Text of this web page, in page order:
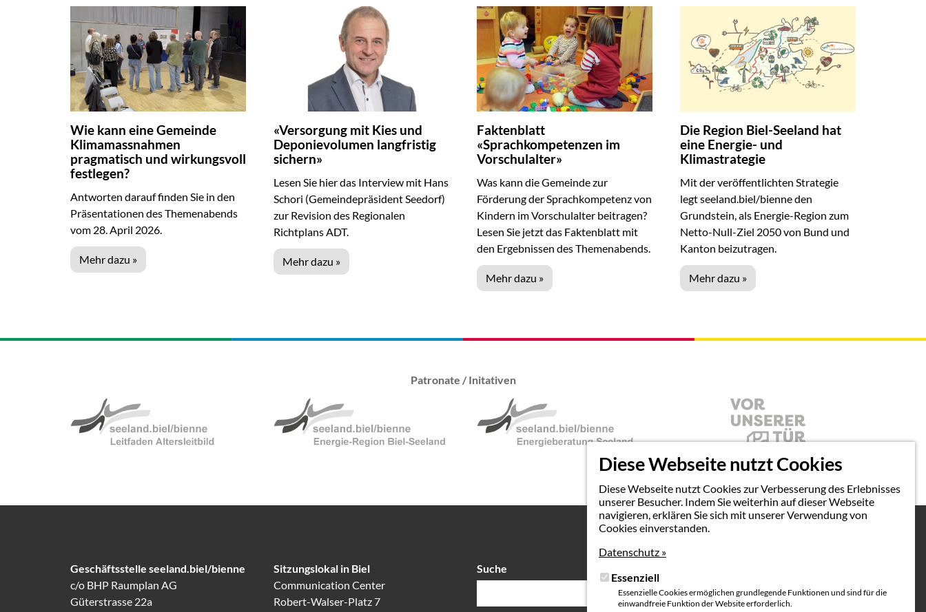
Diese Webseite nutzt Cookies
Diese Webseite nutzt Cookies zur Verbesserung des Erlebnisses
unserer Besucher. Indem Sie weiterhin auf dieser Webseite
navigieren, erklären Sie sich mit unserer Verwendung von
Cookies einverstanden.
Datenschutz »
Essenziell
Essenzielle Cookies ermöglichen grundlegende Funktionen und sind für die
einwandfreie Funktion der Website erforderlich.
Wie kann eine Gemeinde
Klimamassnahmen
pragmatisch und wirkungsvoll
festlegen?
Antworten darauf finden Sie in den
Präsentationen des Themenabends
vom 28. April 2026.
Mehr dazu »
«Versorgung mit Kies und
Deponievolumen langfristig
sichern»
Lesen Sie hier das Interview mit Hans
Schori (Gemeindepräsident Seedorf)
zur Revision des Regionalen
Richtplans ADT.
Mehr dazu »
Faktenblatt
«Sprachkompetenzen im
Vorschulalter»
Was kann die Gemeinde zur
Förderung der Sprachkompetenz von
Kindern im Vorschulalter beitragen?
Lesen Sie jetzt das Faktenblatt mit
den Ergebnissen des Themenabends.
Mehr dazu »
Die Region Biel-Seeland hat
eine Energie- und
Klimastrategie
Mit der veröffentlichten Strategie
legt seeland.biel/bienne den
Grundstein, als Energie-Region zum
Netto-Null-Ziel 2050 von Bund und
Kanton beizutragen.
Mehr dazu »
Patronate / Initativen
Geschäftsstelle seeland.biel/bienne
c/o BHP Raumplan AG
Güterstrasse 22a
Sitzungslokal in Biel
Communication Center
Robert-Walser-Platz 7
Suchfeld
Suche